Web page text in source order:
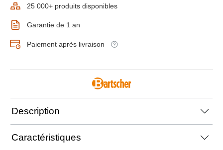
25 000+ produits disponibles
Garantie de 1 an
Paiement après livraison
Description
Caractéristiques